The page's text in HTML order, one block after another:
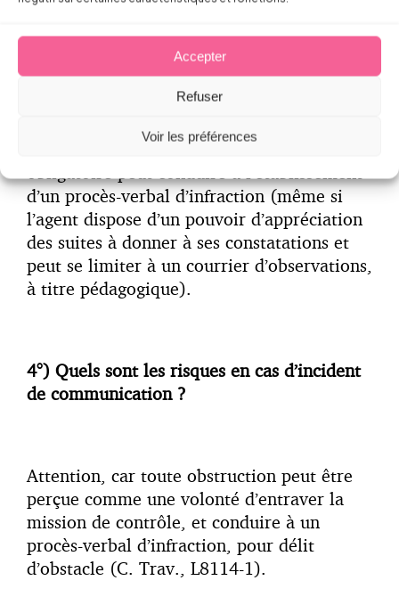
Accepter
Refuser
Voir les préférences
toujours un indice susceptible d’amener
l’agent à approfondir son contrôle, voir à
considérer qu’il est entravé dans sa mission.
En tout état de cause, le simple constat
d’absence de tenue formelle d’un document
obligatoire peut conduire à l’établissement
d’un procès-verbal d’infraction (même si
l’agent dispose d’un pouvoir d’appréciation
des suites à donner à ses constatations et
peut se limiter à un courrier d’observations,
à titre pédagogique).
4°) Quels sont les risques en cas d’incident
de communication ?
Attention, car toute obstruction peut être
perçue comme une volonté d’entraver la
mission de contrôle, et conduire à un
procès-verbal d’infraction, pour délit
d’obstacle (C. Trav., L8114-1).